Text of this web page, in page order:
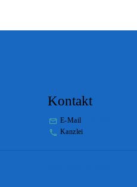
Kontakt
E-Mail
Kanzlei